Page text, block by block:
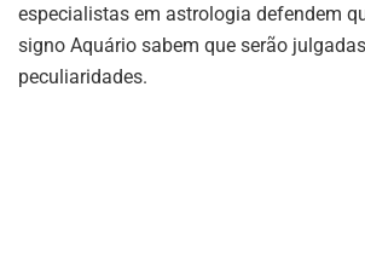
especialistas em astrologia defendem
signo Aquário sabem que serão
peculiaridades.